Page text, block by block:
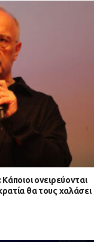
ονειρεύονται
θα τους χαλάσει